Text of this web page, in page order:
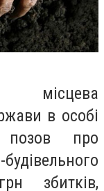
місцева
в особі
позов про
збитків,